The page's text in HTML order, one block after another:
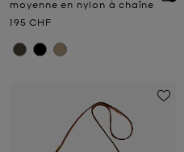
moyenne en nylon à chaîne
Prix actuel
195 CHF